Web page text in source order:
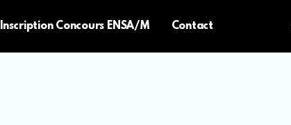
Inscription Concours ENSA/M Contact